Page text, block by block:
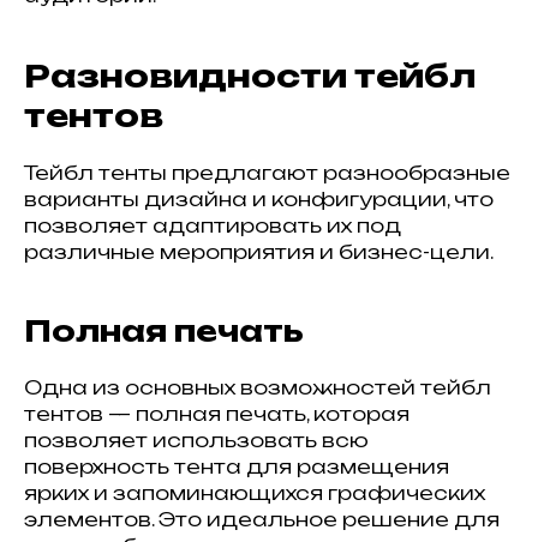
Разновидности тейбл
тентов
Тейбл тенты предлагают разнообразные
варианты дизайна и конфигурации, что
позволяет адаптировать их под
различные мероприятия и бизнес-цели.
Полная печать
Одна из основных возможностей тейбл
тентов — полная печать, которая
позволяет использовать всю
поверхность тента для размещения
ярких и запоминающихся графических
элементов. Это идеальное решение для